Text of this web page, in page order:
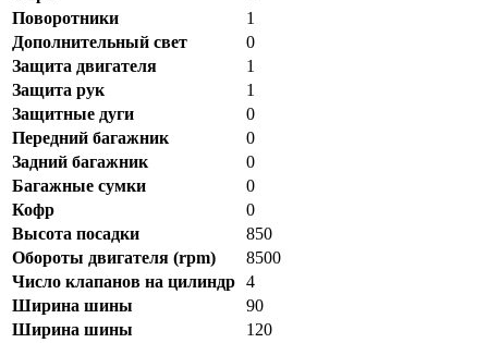
Поворотники
1
Дополнительный свет
0
Защита двигателя
1
Защита рук
1
Защитные дуги
0
Передний багажник
0
Задний багажник
0
Багажные сумки
0
Кофр
0
Высота посадки
850
Обороты двигателя (rpm)
8500
Число клапанов на цилиндр 4
Ширина шины
90
Ширина шины
120